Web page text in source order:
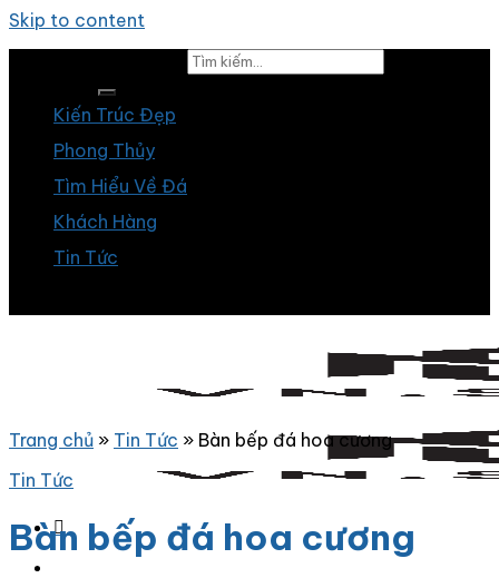
Skip to content
Kiến Trúc Đẹp
Phong Thủy
Tìm Hiểu Về Đá
Khách Hàng
Tin Tức
Trang chủ » Tin Tức » Bàn bếp đá hoa cương
Tin Tức
Bàn bếp đá hoa cương